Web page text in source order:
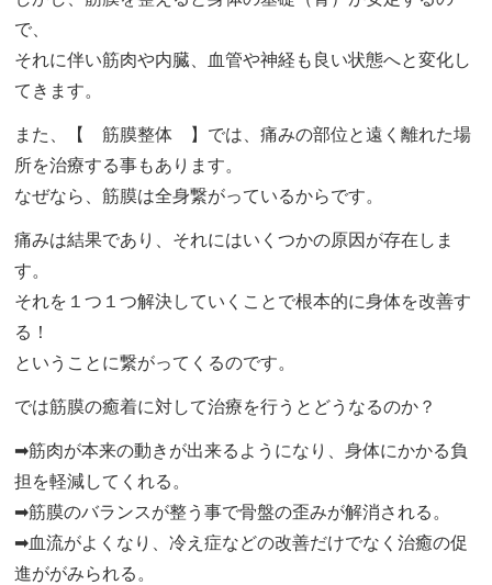
で、
それに伴い筋肉や内臓、血管や神経も良い状態へと変化し
てきます。
また、【 筋膜整体 】では、痛みの部位と遠く離れた場
所を治療する事もあります。
なぜなら、筋膜は全身繋がっているからです。
痛みは結果であり、それにはいくつかの原因が存在しま
す。
それを１つ１つ解決していくことで根本的に身体を改善す
る！
ということに繋がってくるのです。
では筋膜の癒着に対して治療を行うとどうなるのか？
➡筋肉が本来の動きが出来るようになり、身体にかかる負
担を軽減してくれる。
➡筋膜のバランスが整う事で骨盤の歪みが解消される。
➡血流がよくなり、冷え症などの改善だけでなく治癒の促
進ががみられる。